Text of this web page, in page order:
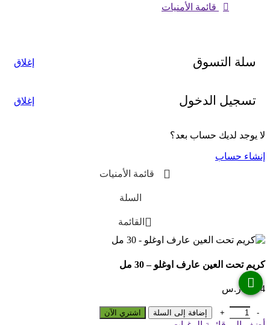
قائمة الأمنيات
سلة التسوق إغلاق
تسجيل الدخول إغلاق
لا يوجد لديك حساب بعد؟
إنشاء حساب
قائمة الأمنيات
السلة
القائمة
كريم تحت العين عارف اوغلو – 30 مل
65.94 ر.س
كمية كريم تحت العين عارف اوغلو - 30 مل
إضافة إلى السلة اشتري الآن